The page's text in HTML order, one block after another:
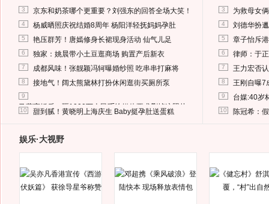
3 京东和奶茶哪个更重要？刘强东的回答全场大笑！
4 杨威晒照庆祝结婚8周年 杨阳洋轻抚妈妈孕肚
5 艳压群芳！唐嫣修身长裙现身活动 仙气儿足
6 独家：姚晨带小土豆逛商场 购置产后新衣
7 成都风味！张靓颖冯轲曝婚纱照 吃串串打麻将
8 接地气！阔太熊黛林打扮休闲逛街买厕所泵
9
马蓉离婚后，砸1000万人民币给媒体要求删掉这照片
10 甜到腻！黄晓明上海庆生 Baby挺孕肚送蛋糕
3 为救母女
4 刘德华扮
5 章子怡斥
6 律师：于
7 王力宏否
8 王刚自曝7
9 台媒:40岁
10 陈冠希：
娱乐·大视野